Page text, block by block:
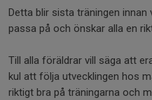
Detta blir sista träningen innan
passa på och önskar alla en
Till alla föräldrar vill säga att
kul att följa utvecklingen hos
riktigt bra på träningarna och